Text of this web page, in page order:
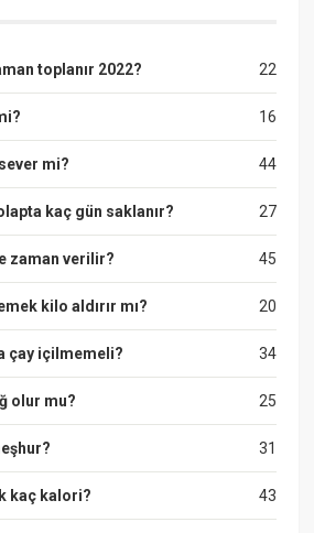
22
toplanır 2022?
16
44
mi?
27
kaç gün saklanır?
45
zaman verilir?
20
kilo aldırır mı?
34
çay içilmemeli?
25
olur mu?
31
43
kaç kalori?